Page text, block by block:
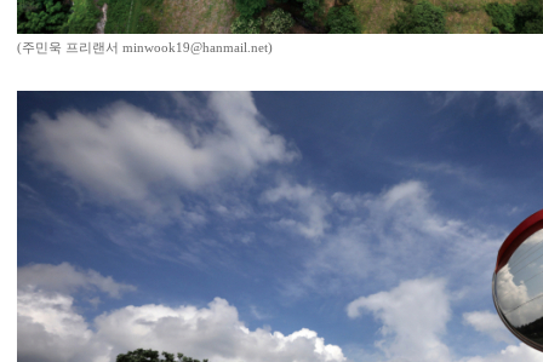
(주민욱 프리랜서 minwook19@hanmail.net)